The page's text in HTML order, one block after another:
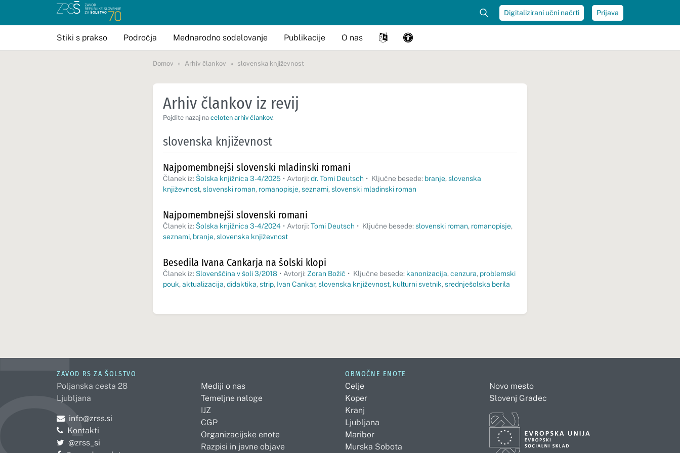
Digitalizirani učni načrti Prijava
Stiki s prakso Področja Mednarodno sodelovanje Publikacije O nas
Domov Arhiv člankov slovenska književnost
Arhiv člankov iz revij
Pojdite nazaj na celoten arhiv člankov.
slovenska književnost
Najpomembnejši slovenski mladinski romani
Članek iz: Šolska knjižnica 3-4/2025 • Avtorji: dr. Tomi Deutsch • Ključne besede: branje, slovenska
književnost, slovenski roman, romanopisje, seznami, slovenski mladinski roman
Najpomembnejši slovenski romani
Članek iz: Šolska knjižnica 3-4/2024 • Avtorji: Tomi Deutsch • Ključne besede: slovenski roman, romanopisje,
seznami, branje, slovenska književnost
Besedila Ivana Cankarja na šolski klopi
Članek iz: Slovenščina v šoli 3/2018 • Avtorji: Zoran Božič • Ključne besede: kanonizacija, cenzura, problemski
pouk, aktualizacija, didaktika, strip, Ivan Cankar, slovenska književnost, kulturni svetnik, srednješolska berila
ZAVOD RS ZA ŠOLSTVO
Poljanska cesta 28
Ljubljana
Pošljite e-mail na
info@zrss.si
Kontakti
Pojdite na Twitter:
@zrss_si
Mediji o nas
Temeljne naloge
IJZ
CGP
Organizacijske enote
Razpisi in javne objave
OBMOČNE ENOTE
Celje
Koper
Kranj
Ljubljana
Maribor
Murska Sobota
Novo mesto
Slovenj Gradec